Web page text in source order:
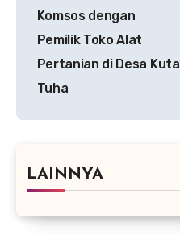
Komsos dengan
Pemilik Toko Alat
Pertanian di Desa Kuta
Tuha
LAINNYA